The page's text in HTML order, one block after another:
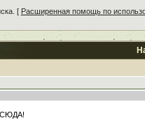
[ Расширенная помощь по